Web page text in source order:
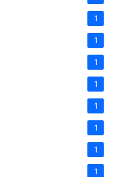
1
1
1
1
1
1
1
1